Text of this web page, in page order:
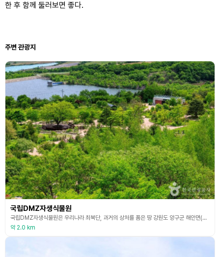
한 후 함께 둘러보면 좋다.
주변 관광지
국립DMZ자생식물원
국립DMZ자생식물원은 우리나라 최북단, 과거의 상처를 품은 땅 강원도 양구군 해안면(펀치볼)에 자리하고 있다. 2016년 10월 개원 이후 분단의 땅에서 미래를 준비하는 특별한 식물원으로 자리매김해 왔다. 총 18ha 규모의 식물원에는 약 1,200여 종의 식물이 있으며, 이 가운데 희귀 및 특산식물 141종과 북방계 식물 600여 종이 특별 보전·관리되고 있다. 또한 국립DMZ자생식물원은 DMZ와 접경지역의 독특한 생태적 가치를 고스란히 담아내기 위해
약 2.0 km